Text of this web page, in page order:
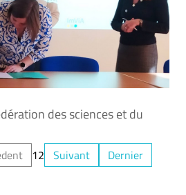
des sciences et du
12 Suivant Dernier